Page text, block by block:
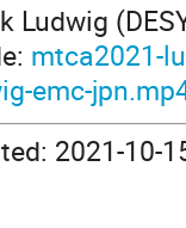
Ludwig
mtca2021-
emc-
2021-10-